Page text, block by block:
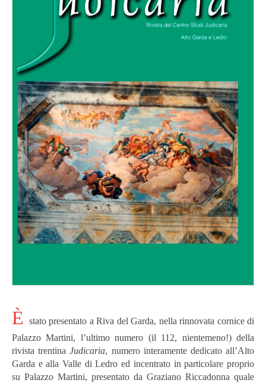
È
stato presentato a Riva del Garda, nella rinnovata cornice di
Palazzo Martini, l’ultimo numero (il 112, nientemeno!) della
rivista trentinaJudicaria, numero interamente dedicato all’Alto
Garda e alla Valle di Ledro ed incentrato in particolare proprio
su Palazzo Martini, presentato da Graziano Riccadonna quale